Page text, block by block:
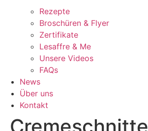
Rezepte
Broschüren & Flyer
Zertifikate
Lesaffre & Me
Unsere Videos
FAQs
News
Über uns
Kontakt